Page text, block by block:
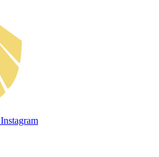
Instagram